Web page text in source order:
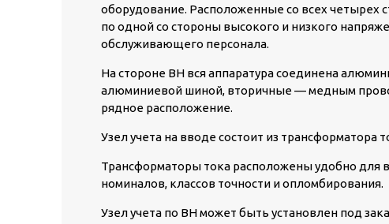
оборудование. Расположенные со всех четырех
по одной со стороны высокого и низкого
обслуживающего персонала.
На стороне ВН вся аппаратура соединена
алюминиевой шиной, вторичные — медным
рядное расположение.
Узел учета на вводе состоит из трансформатора
Трансформаторы тока расположены удобно для
номиналов, классов точности и опломбирования.
Узел учета по ВН может быть установлен под